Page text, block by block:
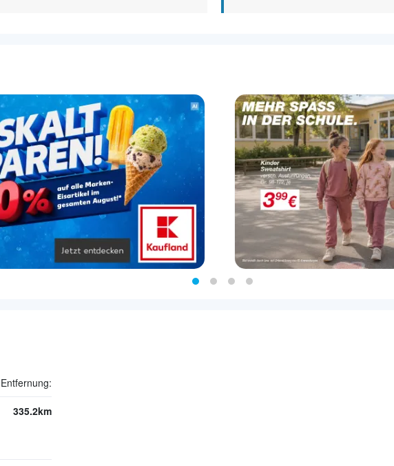
Entfernung:
335.2km